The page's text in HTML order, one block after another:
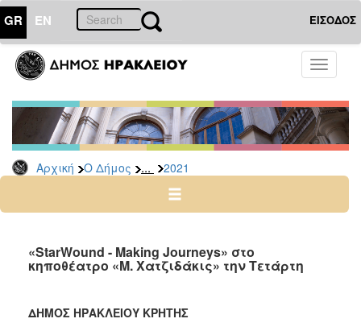
GR EN ΕΙΣΟΔΟΣ
Toggle
Αρχική Ο Δήμος ... 2021
ΔΗΜΟΣ
Δελτία
Τύπου
Αρχείο
2026
2024
2022
2020
«StarWound - Making Journeys» στο
κηποθέατρο «Μ. Χατζιδάκις» την Τετάρτη
ΔΗΜΟΣ ΗΡΑΚΛΕΙΟΥ ΚΡΗΤΗΣ